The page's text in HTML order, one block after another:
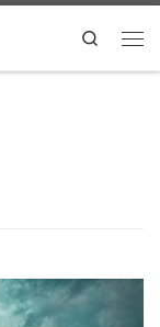
Search